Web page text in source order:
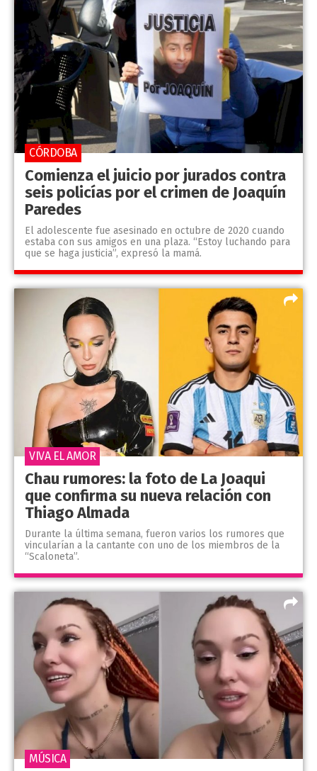
Comienza el juicio por jurados contra
seis policías por el crimen de Joaquín
Paredes
El adolescente fue asesinado en octubre de 2020 cuando
estaba con sus amigos en una plaza. “Estoy luchando para
que se haga justicia”, expresó la mamá.
CÓRDOBA
Chau rumores: la foto de La Joaqui
que confirma su nueva relación con
Thiago Almada
Durante la última semana, fueron varios los rumores que
vincularían a la cantante con uno de los miembros de la
“Scaloneta”.
VIVA EL AMOR
MÚSICA